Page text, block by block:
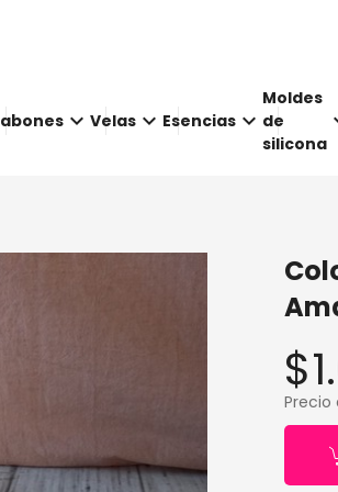
keyboard_arrow_downVelas keyboard_arrow_down Esencias keyboard_arrow_down
Moldes
de
silicona
Precio